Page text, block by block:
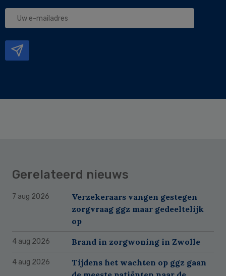
Uw
Gerelateerd nieuws
7 aug 2026
Verzekeraars vangen gestegen
zorgvraag ggz maar gedeeltelijk
op
4 aug 2026 Brand in zorgwoning in Zwolle
4 aug 2026
Tijdens het wachten op ggz gaan